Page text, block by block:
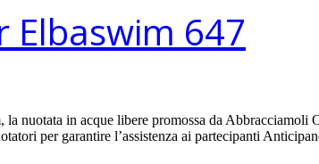
Elbaswim 647
la nuotata in acque libere promossa da
per garantire l’assistenza ai partecipanti